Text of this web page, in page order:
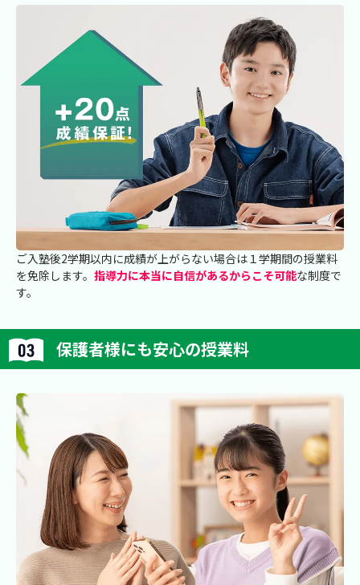
ご入塾後2学期以内に成績が上がらない場合は１学期間の授業料
を免除します。 指導力に本当に自信があるからこそ可能な制度で
す。
保護者様にも安心の授業料